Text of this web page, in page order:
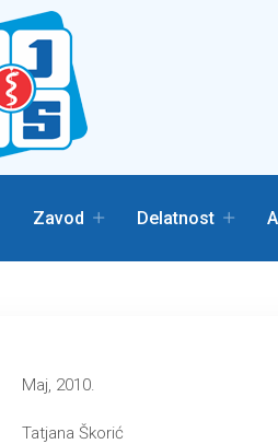
Zavod Delatnost
Maj, 2010.
Tatjana Škorić